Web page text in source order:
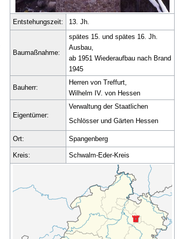
Entstehungszeit: 13. Jh.
Baumaßnahme:
spätes 15. und spätes 16. Jh.
Ausbau,
ab 1951 Wiederaufbau nach Brand
1945
Bauherr:
Herren von Treffurt,
Wilhelm IV. von Hessen
Eigentümer:
Verwaltung der Staatlichen
Schlösser und Gärten Hessen
Ort: Spangenberg
Kreis: Schwalm-Eder-Kreis